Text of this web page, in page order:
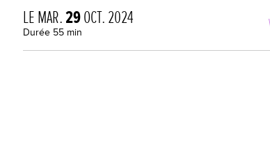
LE MAR.29OCT. 2024
Durée 55 min